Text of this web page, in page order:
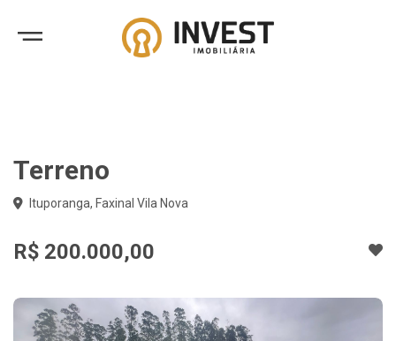
Terreno
Ituporanga, Faxinal Vila Nova
R$ 200.000,00